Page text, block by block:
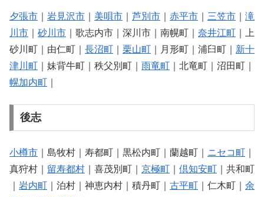
夕張市 岩見沢市 美唄市 芦別市 赤平市 三笠市
滝
川市
砂川市 ｜歌志内市｜深川市｜南幌町｜ 奈井江町 ｜上
砂川町｜由仁町｜ 長沼町 栗山町 ｜月形町｜浦臼町｜ 新十
津川町 ｜妹背牛町｜秩父別町｜ 雨竜町 ｜北竜町｜沼田町｜
幌加内町
後志
小樽市 ｜島牧村｜寿都町｜黒松内町｜蘭越町｜ ニセコ町
真狩村｜ 留寿都村 ｜喜茂別町｜ 京極町 倶知安町 ｜共和町
岩内町 ｜泊村｜神恵内村｜積丹町｜ 古平町 ｜仁木町｜ 余